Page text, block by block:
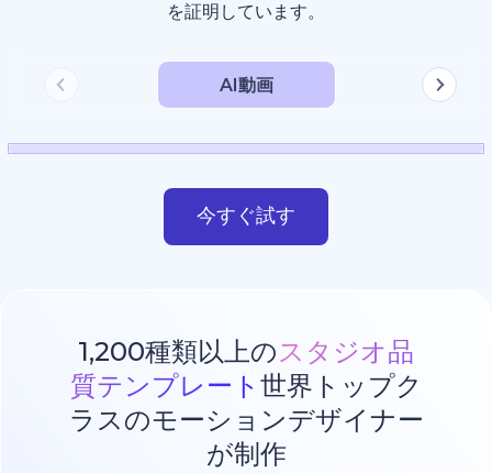
を証明しています。
AI動画
今すぐ試す
1,200種類以上のスタジオ品
質テンプレート 世界トップク
ラスのモーションデザイナー
が制作